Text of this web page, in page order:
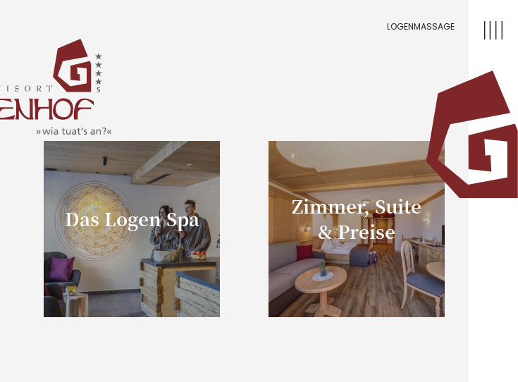
LOGENMASSAGE
Das Logen Spa
Zimmer, Suite
& Preise